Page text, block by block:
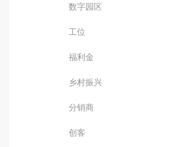
数字园区
工位
福利金
乡村振兴
分销商
创客